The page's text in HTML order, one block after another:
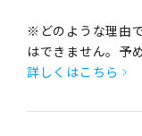
※どのような理由
はできません。予
詳しくはこちら